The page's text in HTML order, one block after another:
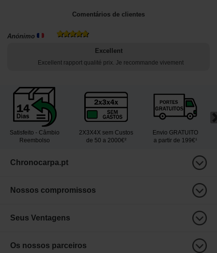
Comentários de clientes
Anónimo
Excellent
Excellent rapport qualité prix. Je recommande vivement
Satisfeito - Câmbio
Reembolso
2X3X4X sem Custos
de 50 a 2000€²
Envio GRATUITO
a partir de 199€¹
Chronocarpa.pt
Nossos compromissos
Seus Ventagens
Os nossos parceiros